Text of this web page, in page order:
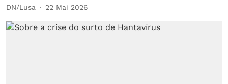
DN/Lusa 22 Mai 2026